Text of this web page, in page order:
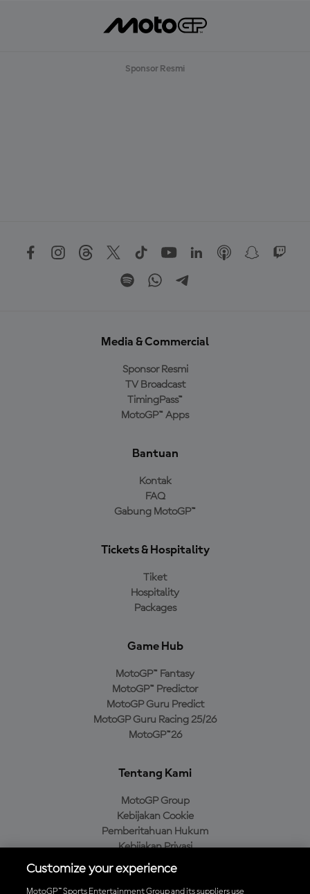
Sponsor Resmi
Media & Commercial
Sponsor Resmi
TV Broadcast
TimingPass™
MotoGP™ Apps
Bantuan
Kontak
FAQ
Gabung MotoGP™
Tickets & Hospitality
Tiket
Hospitality
Packages
Game Hub
MotoGP™ Fantasy
MotoGP™ Predictor
MotoGP Guru Predict
MotoGP Guru Racing 25/26
MotoGP™26
Tentang Kami
MotoGP Group
Kebijakan Cookie
Pemberitahuan Hukum
Kebijakan Privasi
Kebijakan Pembelian
Customize your experience
MotoGP™ Sports Entertainment Group and its suppliers use